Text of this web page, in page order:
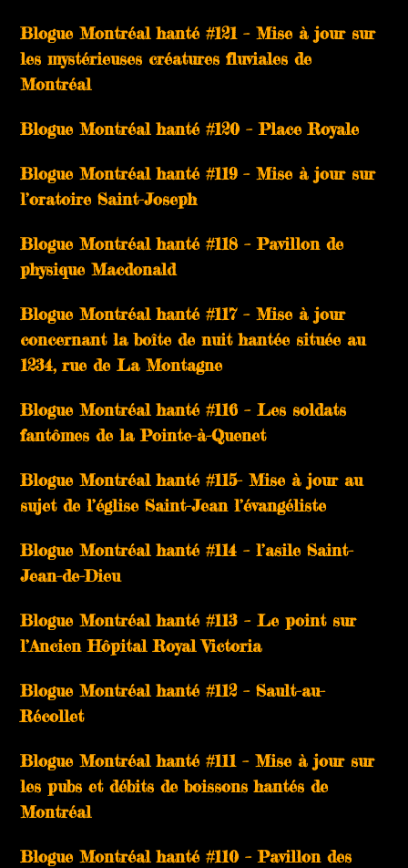
Blogue Montréal hanté #121 – Mise à jour sur
les mystérieuses créatures fluviales de
Montréal
Blogue Montréal hanté #120 – Place Royale
Blogue Montréal hanté #119 – Mise à jour sur
l’oratoire Saint-Joseph
Blogue Montréal hanté #118 – Pavillon de
physique Macdonald
Blogue Montréal hanté #117 – Mise à jour
concernant la boîte de nuit hantée située au
1234, rue de La Montagne
Blogue Montréal hanté #116 – Les soldats
fantômes de la Pointe-à-Quenet
Blogue Montréal hanté #115- Mise à jour au
sujet de l’église Saint-Jean l’évangéliste
Blogue Montréal hanté #114 – l’asile Saint-
Jean-de-Dieu
Blogue Montréal hanté #113 – Le point sur
l’Ancien Hôpital Royal Victoria
Blogue Montréal hanté #112 – Sault-au-
Récollet
Blogue Montréal hanté #111 – Mise à jour sur
les pubs et débits de boissons hantés de
Montréal
Blogue Montréal hanté #110 – Pavillon des